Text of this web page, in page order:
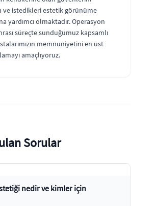
ve istedikleri estetik görünüme
yardımcı olmaktadır. Operasyon
süreçte sunduğumuz kapsamlı
memnuniyetini en üst
amaçlıyoruz.
Sorular
nedir ve kimler için